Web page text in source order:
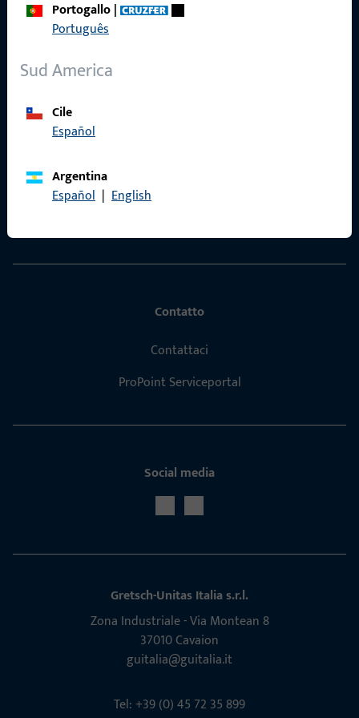
Portogallo|
Português
Sud America
Cile
Español
Argentina
Español | English
Contatto
Contattaci
ProPoint Serviceportal
Social media
Gretsch-Unitas Italia s.r.l.
Zona Indu­s­triale - Via Mon­tean 8
37010 Cavaion
guitalia@guitalia.it
Tel: +39 (0) 45 72 35 899